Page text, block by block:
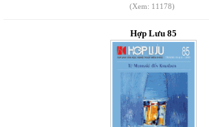
(Xem: 11178)
Hợp Lưu 85